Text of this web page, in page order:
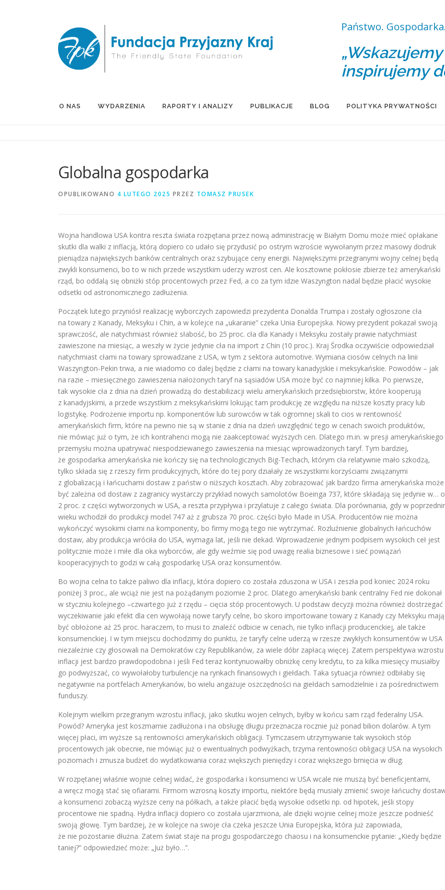
Państwo.
inspirujemy
O NAS WYDARZENIA RAPORTY I ANALIZY PUBLIKACJE BLOG POLITYKA PRYWATNOŚCI
Globalna gospodarka
OPUBLIKOWANO 4 LUTEGO 2025 PRZEZ TOMASZ PRUSEK
Wojna handlowa USA kontra reszta świata rozpętana przez nową administrację w Białym Domu może mieć opłakane
skutki dla walki z inflacją, którą dopiero co udało się przydusić po ostrym wzroście wywołanym przez masowy dodruk
pieniądza największych banków centralnych oraz szybujące ceny energii. Największymi przegranymi wojny celnej będą
zwykli konsumenci, bo to w nich przede wszystkim uderzy wzrost cen. Ale kosztowne pokłosie zbierze też amerykański
rząd, bo oddalą się obniżki stóp procentowych przez Fed, a co za tym idzie Waszyngton nadal będzie płacić wysokie
odsetki od astronomicznego zadłużenia.
Początek lutego przyniósł realizację wyborczych zapowiedzi prezydenta Donalda Trumpa i zostały ogłoszone cła
na towary z Kanady, Meksyku i Chin, a w kolejce na „ukaranie” czeka Unia Europejska. Nowy prezydent pokazał swoją
sprawczość, ale natychmiast również słabość, bo 25 proc. cła dla Kanady i Meksyku zostały prawie natychmiast
zawieszone na miesiąc, a weszły w życie jedynie cła na import z Chin (10 proc.). Kraj Środka oczywiście odpowiedział
natychmiast cłami na towary sprowadzane z USA, w tym z sektora automotive. Wymiana ciosów celnych na linii
Waszyngton-Pekin trwa, a nie wiadomo co dalej będzie z cłami na towary kanadyjskie i meksykańskie. Powodów – jak
na razie – miesięcznego zawieszenia nałożonych taryf na sąsiadów USA może być co najmniej kilka. Po pierwsze,
tak wysokie cła z dnia na dzień prowadzą do destabilizacji wielu amerykańskich przedsiębiorstw, które kooperują
z kanadyjskimi, a przede wszystkim z meksykańskimi lokując tam produkcję ze względu na niższe koszty pracy lub
logistykę. Podrożenie importu np. komponentów lub surowców w tak ogromnej skali to cios w rentowność
amerykańskich firm, które na pewno nie są w stanie z dnia na dzień uwzględnić tego w cenach swoich produktów,
nie mówiąc już o tym, że ich kontrahenci mogą nie zaakceptować wyższych cen. Dlatego m.in. w presji amerykańskiego
przemysłu można upatrywać niespodziewanego zawieszenia na miesiąc wprowadzonych taryf. Tym bardziej,
że gospodarka amerykańska nie kończy się na technologicznych Big-Techach, którym cła relatywnie mało szkodzą,
tylko składa się z rzeszy firm produkcyjnych, które do tej pory działały ze wszystkimi korzyściami związanymi
z globalizacją i łańcuchami dostaw z państw o niższych kosztach. Aby zobrazować jak bardzo firma amerykańska może
być zależna od dostaw z zagranicy wystarczy przykład nowych samolotów Boeinga 737, które składają się jedynie w…
2 proc. z części wytworzonych w USA, a reszta przypływa i przylatuje z całego świata. Dla porównania, gdy w
wieku wchodził do produkcji model 747 aż z grubsza 70 proc. części było Made in USA. Producentów nie można
wykończyć wysokimi cłami na komponenty, bo firmy mogą tego nie wytrzymać. Rozluźnienie globalnych łańcuchów
dostaw, aby produkcja wróciła do USA, wymaga lat, jeśli nie dekad. Wprowadzenie jednym podpisem wysokich ceł jest
politycznie może i miłe dla oka wyborców, ale gdy weźmie się pod uwagę realia biznesowe i sieć powiązań
kooperacyjnych to godzi w całą gospodarkę USA oraz konsumentów.
Bo wojna celna to także paliwo dla inflacji, która dopiero co została zduszona w USA i zeszła pod koniec 2024 roku
poniżej 3 proc., ale wciąż nie jest na pożądanym poziomie 2 proc. Dlatego amerykański bank centralny Fed nie dokonał
w styczniu kolejnego –czwartego już z rzędu – cięcia stóp procentowych. U podstaw decyzji można również dostrzegać
wyczekiwanie jaki efekt dla cen wywołają nowe taryfy celne, bo skoro importowane towary z Kanady czy Meksyku mają
być obłożone aż 25 proc. haraczem, to musi to znaleźć odbicie w cenach, nie tylko inflacji producenckiej, ale także
konsumenckiej. I w tym miejscu dochodzimy do punktu, że taryfy celne uderzą w rzesze zwykłych konsumentów w USA
niezależnie czy głosowali na Demokratów czy Republikanów, za wiele dóbr zapłacą więcej. Zatem perspektywa wzrostu
inflacji jest bardzo prawdopodobna i jeśli Fed teraz kontynuowałby obniżkę ceny kredytu, to za kilka miesięcy musiałby
go podwyższać, co wywołałoby turbulencje na rynkach finansowych i giełdach. Taka sytuacja również odbiłaby się
negatywnie na portfelach Amerykanów, bo wielu angażuje oszczędności na giełdach samodzielnie i za pośrednictwem
funduszy.
Kolejnym wielkim przegranym wzrostu inflacji, jako skutku wojen celnych, byłby w końcu sam rząd federalny USA.
Powód? Ameryka jest koszmarnie zadłużona i na obsługę długu przeznacza rocznie już ponad bilion dolarów. A tym
więcej płaci, im wyższe są rentowności amerykańskich obligacji. Tymczasem utrzymywanie tak wysokich stóp
procentowych jak obecnie, nie mówiąc już o ewentualnych podwyżkach, trzyma rentowności obligacji USA na wysokich
poziomach i zmusza budżet do wydatkowania coraz większych pieniędzy i coraz większego brnięcia w dług.
W rozpętanej właśnie wojnie celnej widać, że gospodarka i konsumenci w USA wcale nie muszą być beneficjentami,
a wręcz mogą stać się ofiarami. Firmom wzrosną koszty importu, niektóre będą musiały zmienić swoje łańcuchy
a konsumenci zobaczą wyższe ceny na półkach, a także płacić będą wysokie odsetki np. od hipotek, jeśli stopy
procentowe nie spadną. Hydra inflacji dopiero co została ujarzmiona, ale dzięki wojnie celnej może jeszcze podnieść
swoją głowę. Tym bardziej, że w kolejce na swoje cła czeka jeszcze Unia Europejska, która już zapowiada,
że nie pozostanie dłużna. Zatem świat staje na progu gospodarczego chaosu i na konsumenckie pytanie: „Kiedy będzie
taniej?” odpowiedzieć może: „Już było…”.